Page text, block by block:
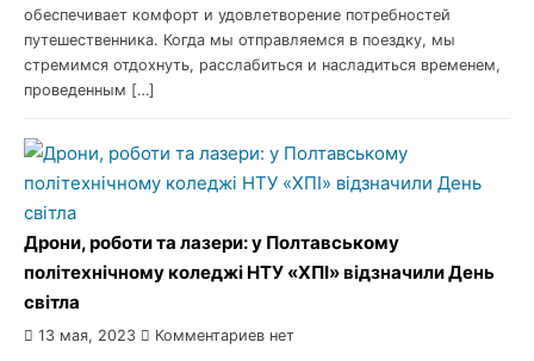
обеспечивает комфорт и удовлетворение потребностей
путешественника. Когда мы отправляемся в поездку, мы
стремимся отдохнуть, расслабиться и насладиться временем,
проведенным […]
Дрони, роботи та лазери: у Полтавському
політехнічному коледжі НТУ «ХПІ» відзначили День
світла
13 мая, 2023 Комментариев нет